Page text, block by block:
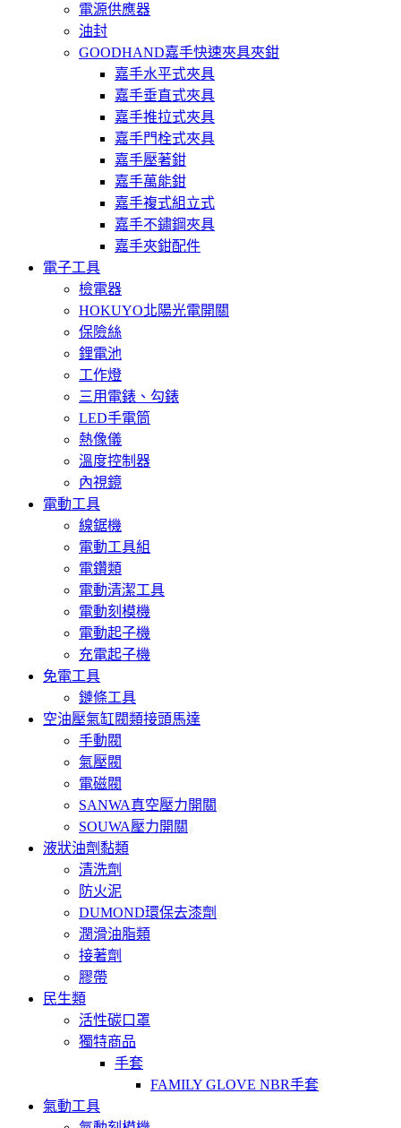
電源供應器
油封
GOODHAND嘉手快速夾具夾鉗
嘉手水平式夾具
嘉手垂直式夾具
嘉手推拉式夾具
嘉手門栓式夾具
嘉手壓著鉗
嘉手萬能鉗
嘉手複式組立式
嘉手不鏽鋼夾具
嘉手夾鉗配件
電子工具
檢電器
HOKUYO北陽光電開關
保險絲
鋰電池
工作燈
三用電錶、勾錶
LED手電筒
熱像儀
溫度控制器
內視鏡
電動工具
線鋸機
電動工具組
電鑽類
電動清潔工具
電動刻模機
電動起子機
充電起子機
免電工具
鏈條工具
空油壓氣缸閥類接頭馬達
手動閥
氣壓閥
電磁閥
SANWA真空壓力開關
SOUWA壓力開關
液狀油劑黏類
清洗劑
防火泥
DUMOND環保去漆劑
潤滑油脂類
接著劑
膠帶
民生類
活性碳口罩
獨特商品
手套
FAMILY GLOVE NBR手套
氣動工具